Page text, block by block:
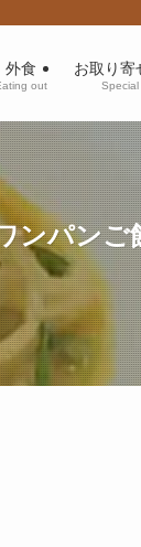
外食
out
お取り寄
Special
ンパンご